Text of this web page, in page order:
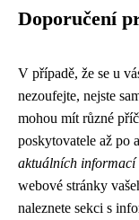
Doporučení
V případě, že se u
nezoufejte, nejste
mohou mít různé
poskytovatele až po
aktuálních informací
webové stránky
naleznete sekci s